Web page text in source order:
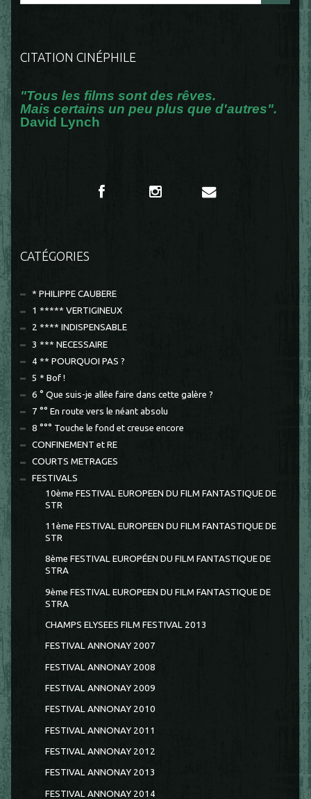
CITATION CINÉPHILE
"Tous les films sont des rêves.
Mais certains un peu plus que d'autres".
David Lynch
CATÉGORIES
* PHILIPPE CAUBERE
1 ***** VERTIGINEUX
2 **** INDISPENSABLE
3 *** NECESSAIRE
4 ** POURQUOI PAS ?
5 * Bof !
6 ° Que suis-je allée faire dans cette galère ?
7 °° En route vers le néant absolu
8 °°° Touche le fond et creuse encore
CONFINEMENT et RE
COURTS METRAGES
FESTIVALS
10ème FESTIVAL EUROPEEN DU FILM FANTASTIQUE DE
STR
11ème FESTIVAL EUROPEEN DU FILM FANTASTIQUE DE
STR
8ème FESTIVAL EUROPÉEN DU FILM FANTASTIQUE DE
STRA
9ème FESTIVAL EUROPEEN DU FILM FANTASTIQUE DE
STRA
CHAMPS ELYSEES FILM FESTIVAL 2013
FESTIVAL ANNONAY 2007
FESTIVAL ANNONAY 2008
FESTIVAL ANNONAY 2009
FESTIVAL ANNONAY 2010
FESTIVAL ANNONAY 2011
FESTIVAL ANNONAY 2012
FESTIVAL ANNONAY 2013
FESTIVAL ANNONAY 2014